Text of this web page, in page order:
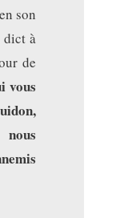
son
dict à
de
vous